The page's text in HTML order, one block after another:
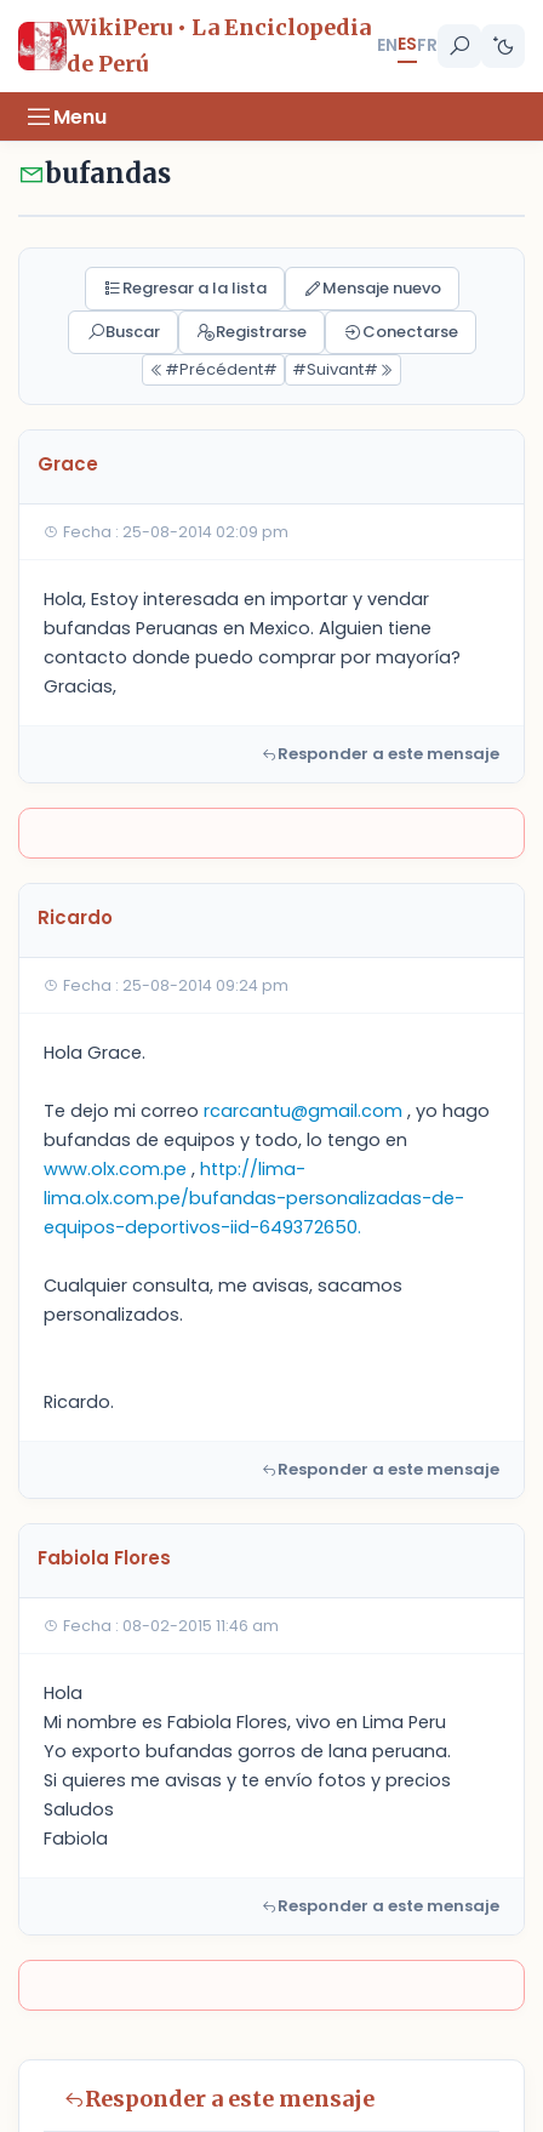
WikiPeru • La Enciclopedia
de Perú
ENESFR
Menu
bufandas
Regresar a la lista
Mensaje nuevo
Buscar
Registrarse
Conectarse
#Précédent#
#Suivant#
Grace
Fecha : 25-08-2014 02:09 pm
Hola, Estoy interesada en importar y vendar
bufandas Peruanas en Mexico. Alguien tiene
contacto donde puedo comprar por mayoría?
Gracias,
Responder a este mensaje
Ricardo
Fecha : 25-08-2014 09:24 pm
Hola Grace.
Te dejo mi correo rcarcantu@gmail.com , yo hago
bufandas de equipos y todo, lo tengo en
www.olx.com.pe , http://lima-
lima.olx.com.pe/bufandas-personalizadas-de-
equipos-deportivos-iid-649372650.
Cualquier consulta, me avisas, sacamos
personalizados.
Ricardo.
Responder a este mensaje
Fabiola Flores
Fecha : 08-02-2015 11:46 am
Hola
Mi nombre es Fabiola Flores, vivo en Lima Peru
Yo exporto bufandas gorros de lana peruana.
Si quieres me avisas y te envío fotos y precios
Saludos
Fabiola
Responder a este mensaje
Responder a este mensaje